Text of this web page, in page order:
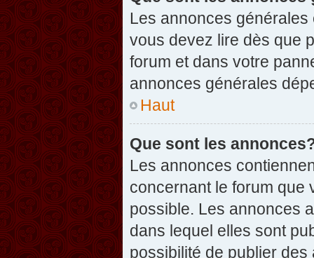
Les annonces
vous devez lire dès que
forum et dans votre
annonces générales
Haut
Que sont les
Les annonces
concernant le forum que
possible. Les annonces
dans lequel elles sont
possibilité de publier